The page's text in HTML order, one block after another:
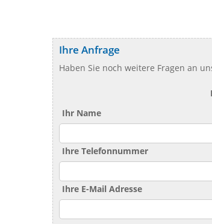
Ihre Anfrage
Haben Sie noch weitere Fragen an
Ihr Name
Ihre Telefonnummer
Ihre E-Mail Adresse